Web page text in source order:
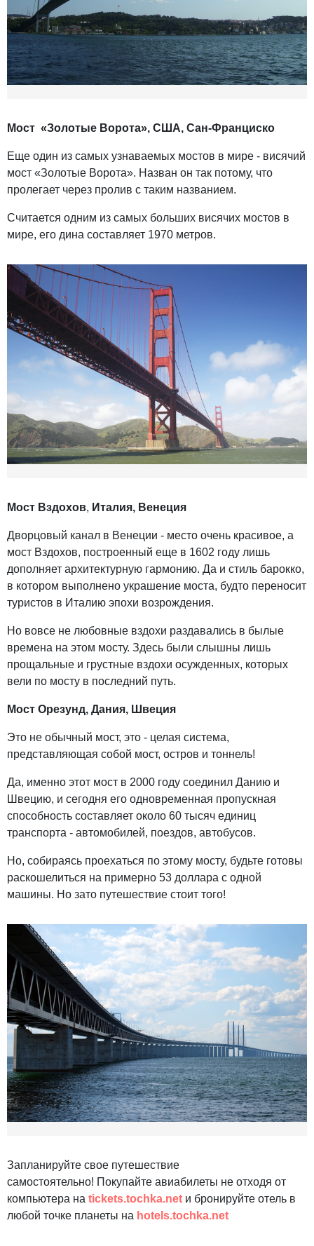
Мост «Золотые Ворота», США, Сан-Франциско
Еще один из самых узнаваемых мостов в мире - висячий
мост «Золотые Ворота». Назван он так потому, что
пролегает через пролив с таким названием.
Считается одним из самых больших висячих мостов в
мире, его дина составляет 1970 метров.
Мост Вздохов, Италия, Венеция
Дворцовый канал в Венеции - место очень красивое, а
мост Вздохов, построенный еще в 1602 году лишь
дополняет архитектурную гармонию. Да и стиль барокко,
в котором выполнено украшение моста, будто переносит
туристов в Италию эпохи возрождения.
Но вовсе не любовные вздохи раздавались в былые
времена на этом мосту. Здесь были слышны лишь
прощальные и грустные вздохи осужденных, которых
вели по мосту в последний путь.
Мост Орезунд, Дания, Швеция
Это не обычный мост, это - целая система,
представляющая собой мост, остров и тоннель!
Да, именно этот мост в 2000 году соединил Данию и
Швецию, и сегодня его одновременная пропускная
способность составляет около 60 тысяч единиц
транспорта - автомобилей, поездов, автобусов.
Но, собираясь проехаться по этому мосту, будьте готовы
раскошелиться на примерно 53 доллара с одной
машины. Но зато путешествие стоит того!
Запланируйте свое путешествие
самостоятельно! Покупайте авиабилеты не отходя от
компьютера на tickets.tochka.net и бронируйте отель в
любой точке планеты на hotels.tochka.net